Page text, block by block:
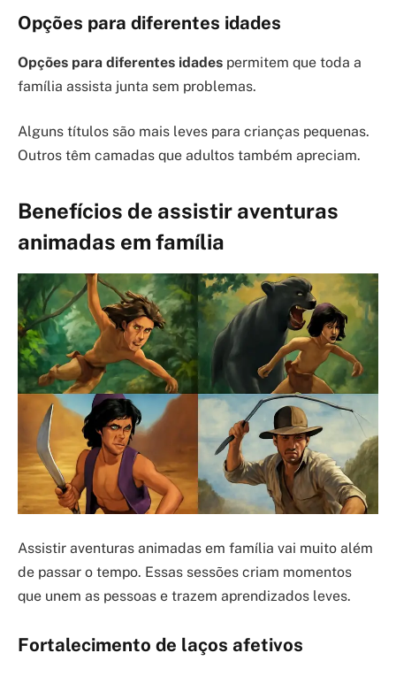
Opções para diferentes idades
Opções para diferentes idades permitem que toda a
família assista junta sem problemas.
Alguns títulos são mais leves para crianças pequenas.
Outros têm camadas que adultos também apreciam.
Benefícios de assistir aventuras
animadas em família
Assistir aventuras animadas em família vai muito além
de passar o tempo. Essas sessões criam momentos
que unem as pessoas e trazem aprendizados leves.
Fortalecimento de laços afetivos